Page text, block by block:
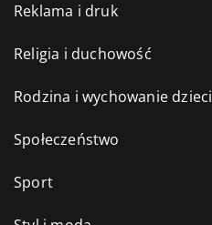
Reklama i druk
Religia i duchowość
Rodzina i wychowanie dzieci
Społeczeństwo
Sport